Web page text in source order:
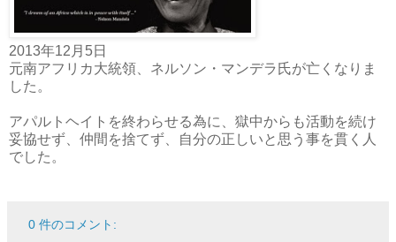
2013年12月5日
元南アフリカ大統領、ネルソン・マンデラ氏が亡くなりま
した。
アパルトヘイトを終わらせる為に、獄中からも活動を続け
妥協せず、仲間を捨てず、自分の正しいと思う事を貫く人
でした。
0 件のコメント: